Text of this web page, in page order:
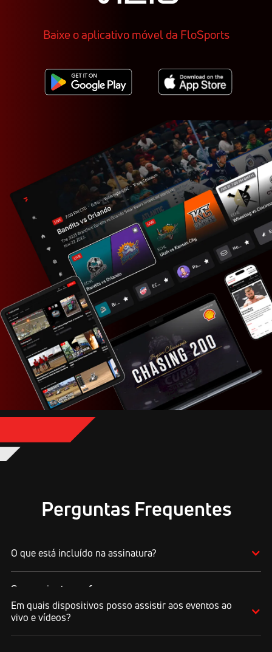
Baixe o aplicativo móvel da FloSports
Perguntas Frequentes
O que está incluído na assinatura?
Sua assinatura oferece acesso a:
Transmissões ao vivo dos eventos
Replays completos dos eventos
Resultados ao vivo, placares, melhores momentos e
Em quais dispositivos posso assistir aos eventos ao
vivo e vídeos?